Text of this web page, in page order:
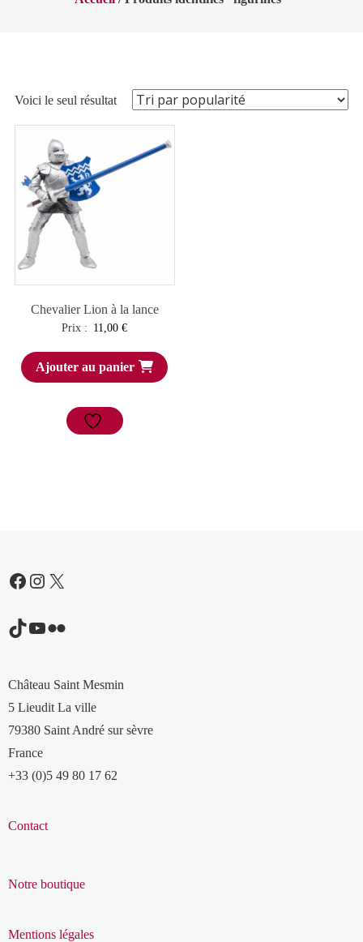
Voici le seul résultat
Chevalier Lion à la lance
Prix : 11,00€
Ajouter au panier
Facebook
Instagram
X
TikTok
YouTube
Flickr
Château Saint Mesmin
5 Lieudit La ville
79380 Saint André sur sèvre
France
+33 (0)5 49 80 17 62
Contact
Notre boutique
Mentions légales